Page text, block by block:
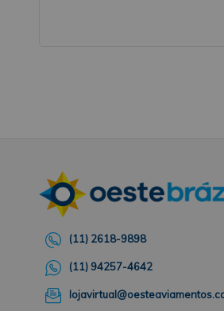
(11) 2618-9898
(11) 94257-4642